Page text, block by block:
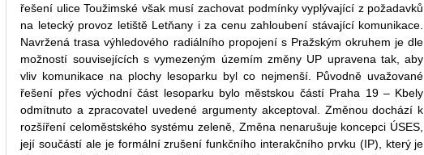
řešení ulice Toužimské však musí zachovat podmínky vyplývající z požadavků
na letecký provoz letiště Letňany i za cenu zahloubení stávající komunikace.
Navržená trasa výhledového radiálního propojení s Pražským okruhem je dle
možností souvisejících s vymezeným územím změny UP upravena tak, aby
vliv komunikace na plochy lesoparku byl co nejmenší. Původně uvažované
řešení přes východní část lesoparku bylo městskou částí Praha 19 – Kbely
odmítnuto a zpracovatel uvedené argumenty akceptoval. Změnou dochází k
rozšíření celoměstského systému zeleně, Změna nenarušuje koncepci ÚSES,
její součástí ale je formální zrušení funkčního interakčního prvku (IP), který je